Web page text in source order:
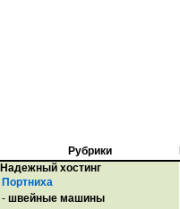
Рубрики
Надежный хостинг
Портниха
- швейные машины